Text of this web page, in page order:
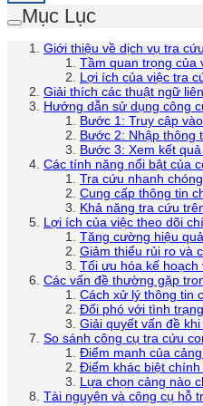
Mục Lục
Giới thiệu về dịch vụ tra
Tầm quan trọng của
Lợi ích của việc tra
Giải thích các thuật ngữ
Hướng dẫn sử dụng công
Bước 1: Truy cập
Bước 2: Nhập thông
Bước 3: Xem kết
Các tính năng nổi bật của
Tra cứu nhanh
Cung cấp thông tin
Khả năng tra cứu
Lợi ích của việc theo dõi
Tăng cường hiệu
Giảm thiểu rủi ro và
Tối ưu hóa kế hoạch
Các vấn đề thường gặp
Cách xử lý thông tin
Đối phó với tình
Giải quyết vấn đề
So sánh công cụ tra cứu
Điểm mạnh của
Điểm khác biệt
Lựa chọn cảng nào
Tài nguyên và công cụ hỗ